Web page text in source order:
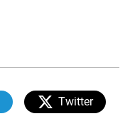
Twitter